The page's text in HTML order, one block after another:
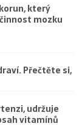
který
mozku
Přečtěte si,
udržuje
vitamínů